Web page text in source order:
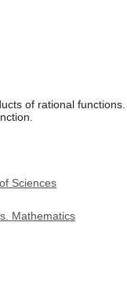
of rational
Sciences
Mathematics